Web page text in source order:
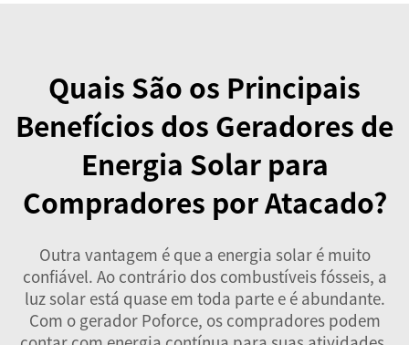
Quais São os Principais
Benefícios dos Geradores de
Energia Solar para
Compradores por Atacado?
Outra vantagem é que a energia solar é muito
confiável. Ao contrário dos combustíveis fósseis, a
luz solar está quase em toda parte e é abundante.
Com o gerador Poforce, os compradores podem